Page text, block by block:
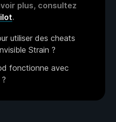
plus, consultez
.
utiliser des cheats
Strain ?
fonctionne avec